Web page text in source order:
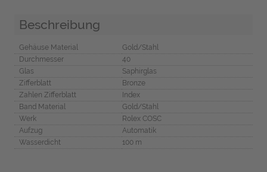
Beschreibung
Gehäuse Material
Gold/Stahl
Durchmesser
40
Glas
Saphirglas
Zifferblatt
Bronze
Zahlen Zifferblatt
Index
Band Material
Gold/Stahl
Werk
Rolex COSC
Aufzug
Automatik
Wasserdicht
100 m